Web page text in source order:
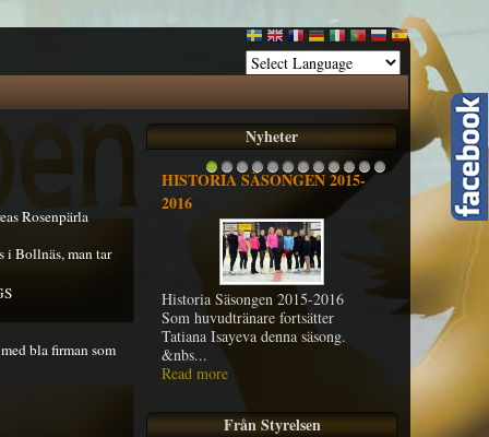
Rosenpärla
i Bollnäs, man tar
bla firman som
Nyheter
1 2 3 4 5 6 7 8 9 1011
HISTORIA SÄSONGEN 2015-
2016
Historia Säsongen 2015-2016
Som huvudtränare fortsätter
Tatiana Isayeva denna säsong.
&nbs...
Read more
Från Styrelsen